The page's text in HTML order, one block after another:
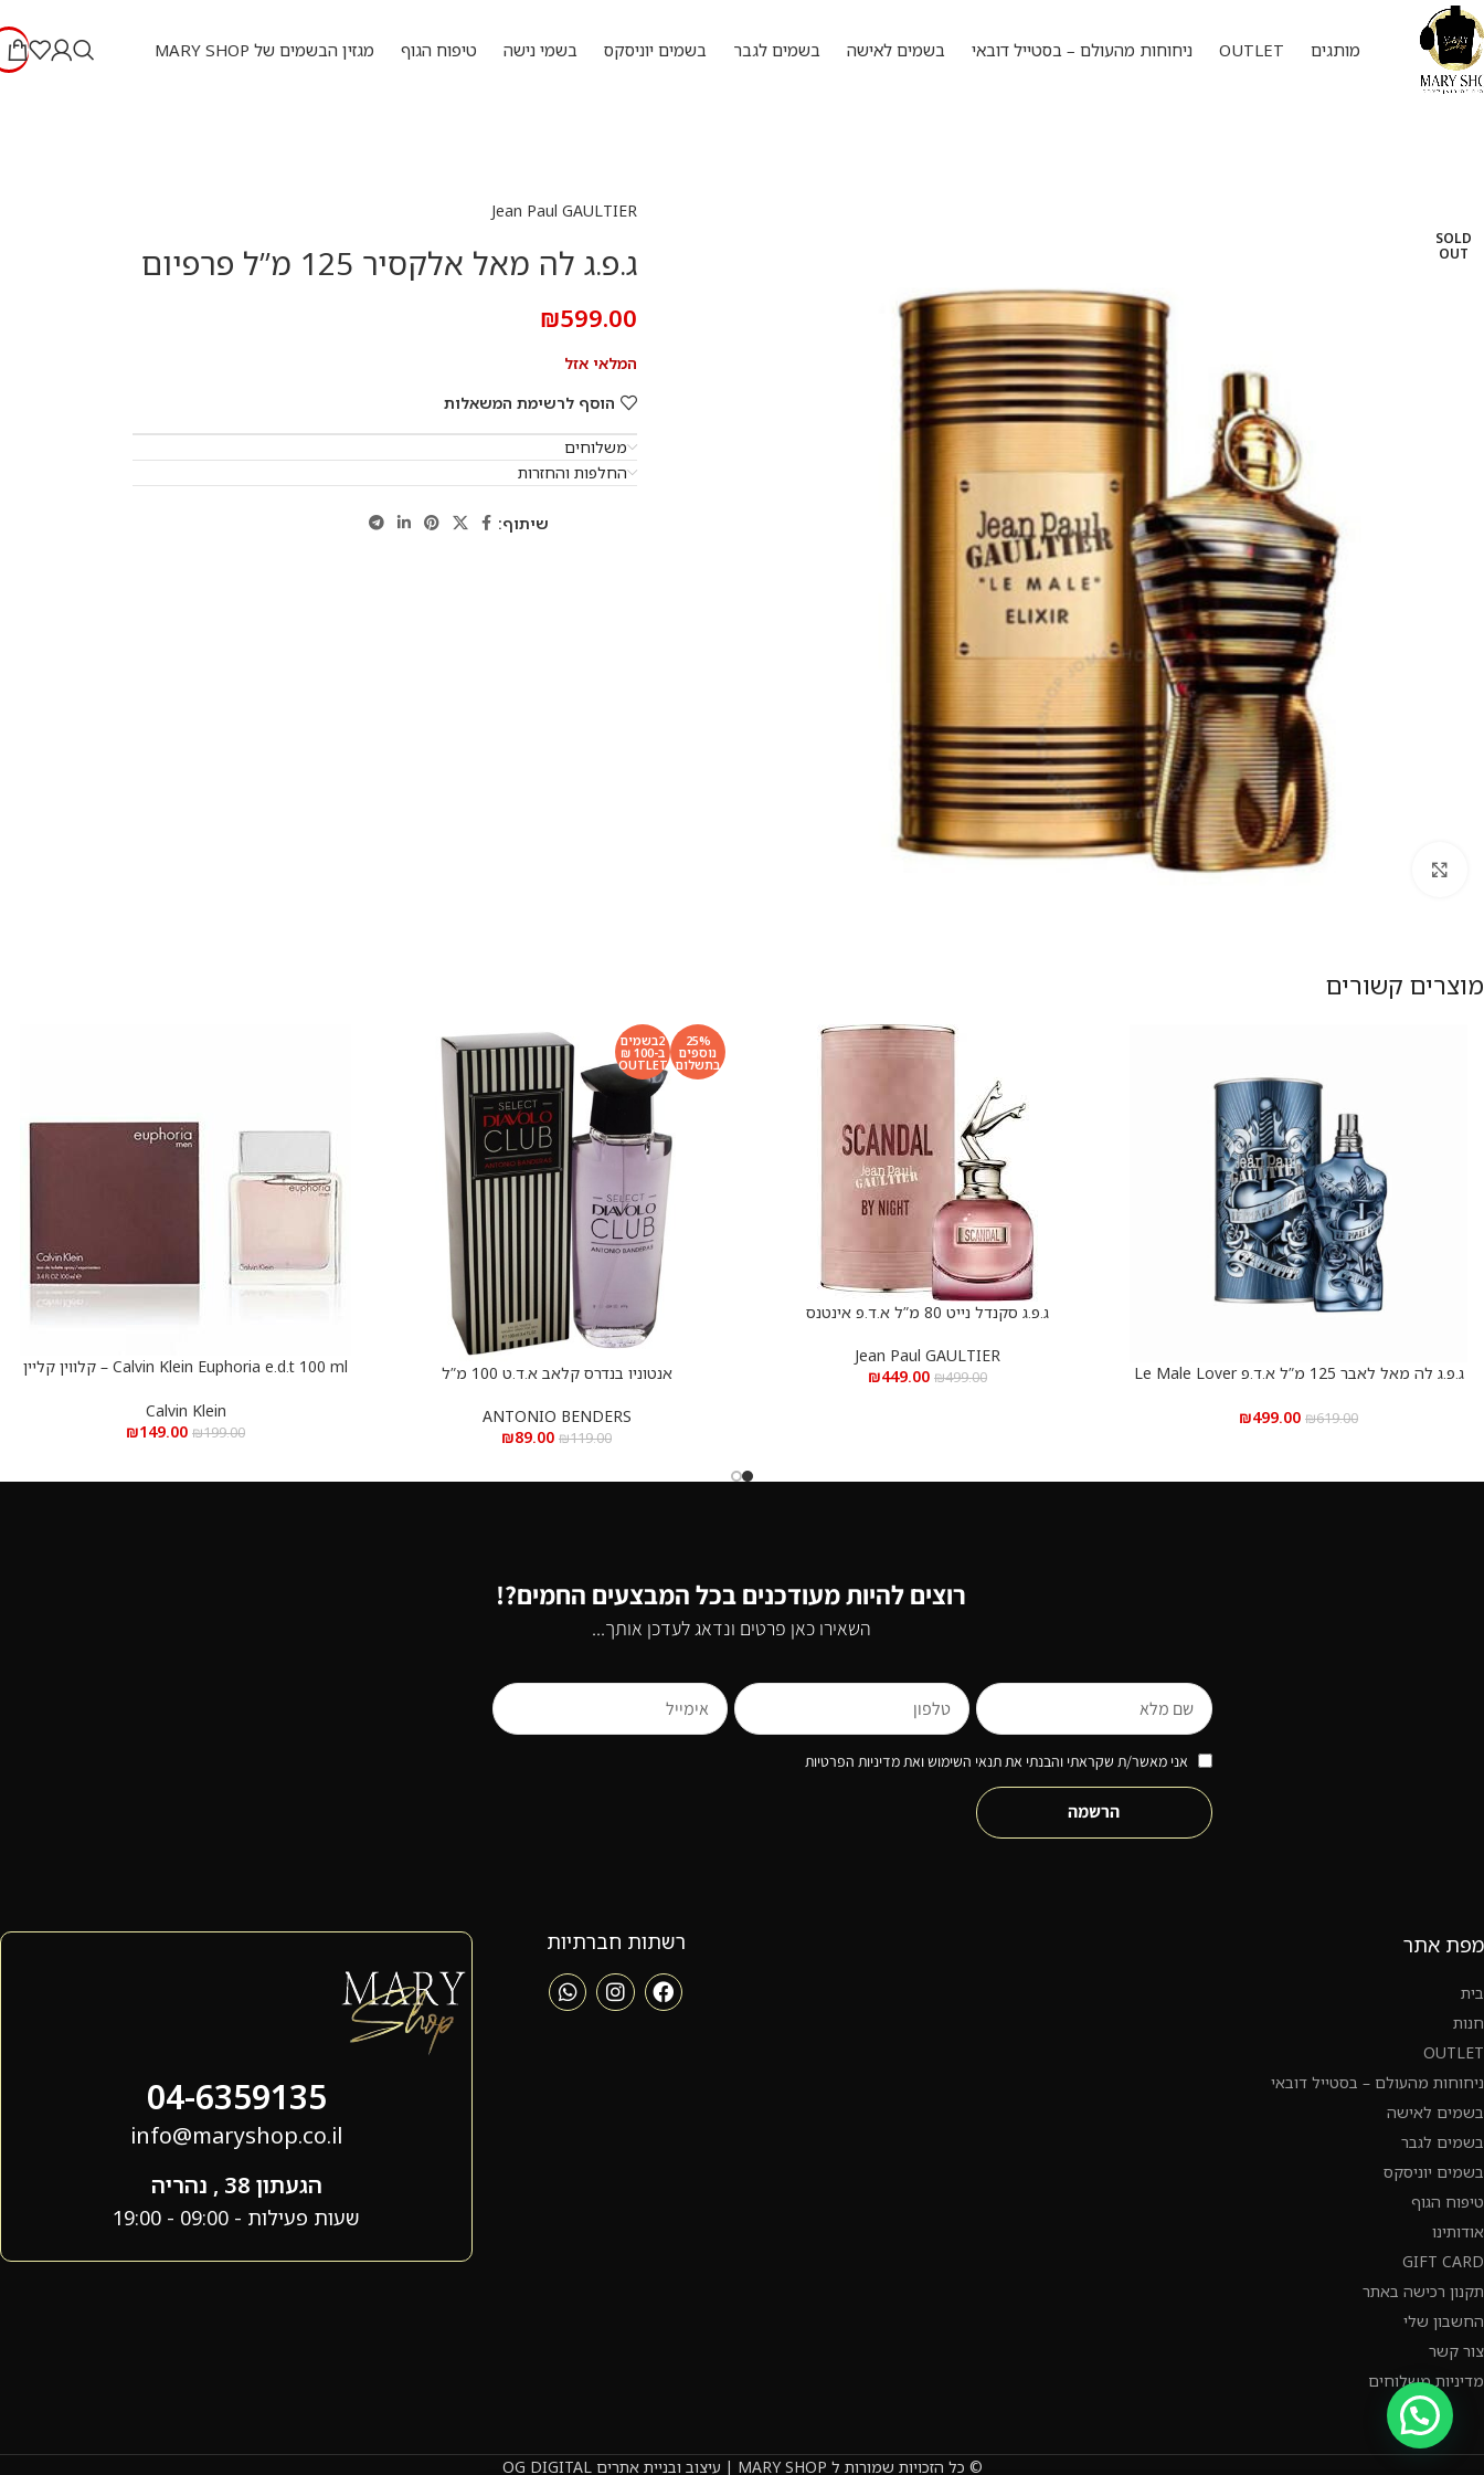
מותגים OUTLET ניחוחות מהעולם – בסטייל דובאי בשמים לאישה בשמים לגבר בשמים יוניסקס בשמי נישה טיפוח הגוף מגזין הבשמים של MARY SHOP
SOLD
OUT
להגדלת התמונה
Jean Paul GAULTIER
ג.פ.ג לה מאל אלקסיר 125 מ”ל פרפיום
₪599.00
המלאי אזל
הוסף לרשימת המשאלות
משלוחים
החלפות והחזרות
שיתוף:
מוצרים קשורים
הוספה לסל
ג.פ.ג לה מאל לאבר 125 מ”ל א.ד.פ Le Male Lover
₪619.00
₪499.00
הוספה לסלג.פ.ג סקנדל נייט 80 מ”ל א.ד.פ אינטנס
Jean Paul GAULTIER
₪499.00
₪449.00
25%
נוספים
בתשלום
2בשמים
ב-100 ₪
OUTLET
הוספה לסלאנטוניו בנדרס קלאב א.ד.ט 100 מ”ל
ANTONIO BENDERS
₪119.00
₪89.00
הוספה לסל
Calvin Klein Euphoria e.d.t 100 ml – קלווין קליין
Calvin Klein
₪199.00
₪149.00
רוצים להיות מעודכנים בכל המבצעים החמים?!
השאירו כאן פרטים ונדאג לעדכן אותך...
אני מאשר/ת שקראתי והבנתי את תנאי השימוש ואת מדיניות הפרטיות
הרשמה
מפת אתר
בית
חנות
OUTLET
ניחוחות מהעולם – בסטייל דובאי
בשמים לאישה
בשמים לגבר
בשמים יוניסקס
טיפוח הגוף
אודותינו
GIFT CARD
תקנון רכישה באתר
החשבון שלי
צור קשר
מדיניות משלוחים
רשתות חברתיות
04-6359135
info@maryshop.co.il
הגעתון 38 , נהריה
שעות פעילות - 09:00 - 19:00
© כל הזכויות שמורות ל MARY SHOP | עיצוב ובניית אתרים OG DIGITAL